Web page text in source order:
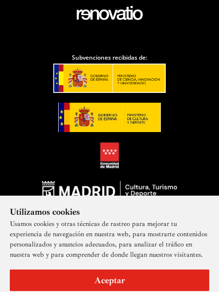
Utilizamos cookies
Usamos cookies y otras técnicas de rastreo para mejorar tu
experiencia de navegación en nuestra web, para mostrarte contenidos
personalizados y anuncios adecuados, para analizar el tráfico en
nuestra web y para comprender de donde llegan nuestros visitantes.
Aceptar
Subvenciones recibidas de:
Suscríbete a nuestra newsletter